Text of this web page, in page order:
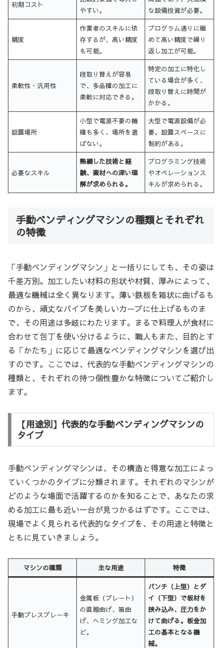
初期コスト
やすい。
な設備投資が必要。
精度
作業者のスキルに依
存するが、高い精度
も可能。
プログラム通りに極
めて高い精度で繰り
返し加工が可能。
柔軟性・汎用性
段取り替えが容易
で、多品種の加工に
柔軟に対応できる。
特定の加工に特化し
ている場合が多く、
段取り替えに時間が
かかる。
設置場所
小型で電源不要の機
種も多く、場所を選
ばない。
大型で電源設備が必
要。設置スペースに
制約がある。
必要なスキル
熟練した技術と経
験、素材への深い理
解が求められる。
プログラミング技術
やオペレーションス
キルが求められる。
手動ベンディングマシンの種類とそれぞれ
の特徴
「手動ベンディングマシン」と一括りにしても、その姿は
千差万別。加工したい材料の形状や材質、厚みによって、
最適な機械は全く異なります。薄い鉄板を箱状に曲げるも
のから、頑丈なパイプを美しいカーブに仕上げるものま
で、その用途は多岐にわたります。まるで料理人が食材に
合わせて包丁を使い分けるように、職人もまた、目的とす
る「かたち」に応じて最適なベンディングマシンを選び出
すのです。ここでは、代表的な手動ベンディングマシンの
種類と、それぞれの持つ個性豊かな特徴についてご紹介し
ます。
【用途別】代表的な手動ベンディングマシンの
タイプ
手動ベンディングマシンは、その構造と得意な加工によっ
ていくつかのタイプに分類されます。それぞれのマシンが
どのような場面で活躍するのかを知ることで、あなたの求
める加工に最も近い一台が見つかるはずです。ここでは、
現場でよく見られる代表的なタイプを、その用途と特徴と
ともに見ていきましょう。
マシンの種類 主な用途 特徴
手動プレスブレーキ
金属板（プレート）
の直線曲げ、箱曲
げ、ヘミング加工な
ど。
パンチ（上型）とダ
イ（下型）で板材を
挟み込み、圧力をか
けて曲げる。板金加
工の基本となる機
械。